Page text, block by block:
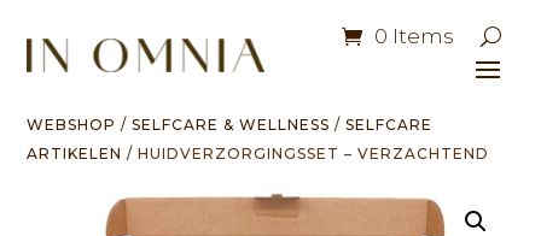
0 Items
WEBSHOP /SELFCARE & WELLNESS /SELFCARE
ARTIKELEN / HUIDVERZORGINGSSET – VERZACHTEND